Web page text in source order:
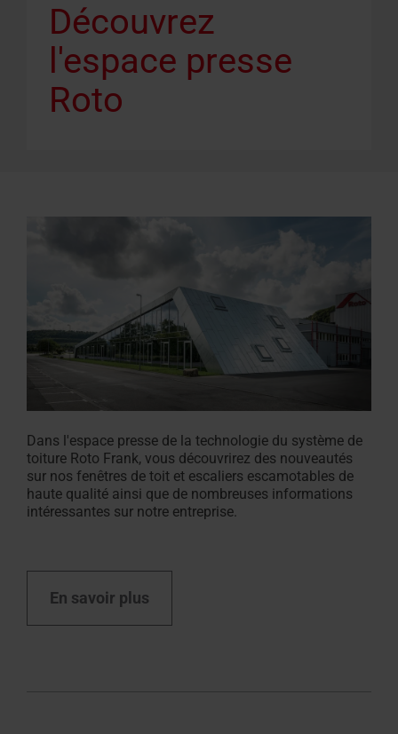
Découvrez
l'espace presse
Roto
Dans l'espace presse de la technologie du système de
toiture Roto Frank, vous découvrirez des nouveautés
sur nos fenêtres de toit et escaliers escamotables de
haute qualité ainsi que de nombreuses informations
intéressantes sur notre entreprise.
En savoir plus